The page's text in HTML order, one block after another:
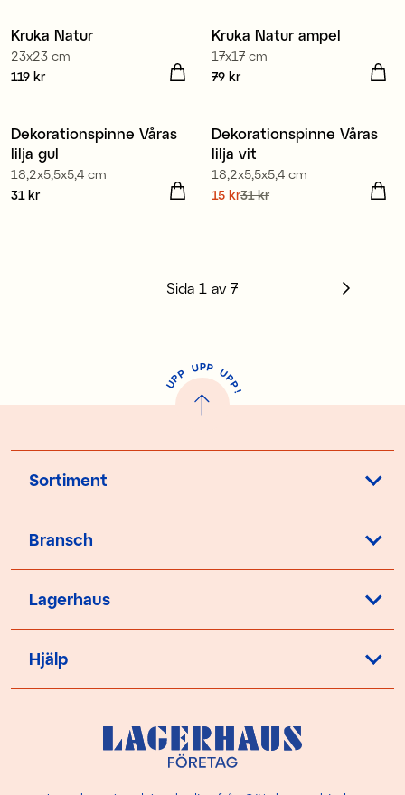
Kruka Natur
23x23 cm
Pris:119 kr
119 kr
Kruka Natur ampel
17x17 cm
Pris:
79 kr
Dekorationspinne Våras
lilja gul
18,2x5,5x5,4 cm
Pris:
31 kr
Dekorationspinne Våras
lilja vit
18,2x5,5x5,4 cm
Nuvarande pris
15 kr31 kr
Sida 1 av 7
U
P
P UPP UP
P
!
Sortiment
Bransch
Lagerhaus
Hjälp